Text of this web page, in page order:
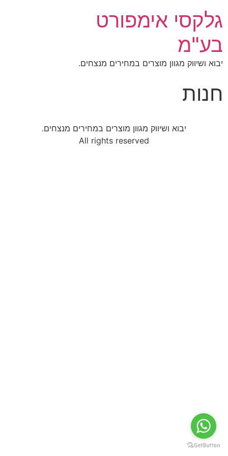
גלקסי אימפורט
בע"מ
יבוא ושיווק מגוון מוצרים במחירים מנצחים.
חנות
יבוא ושיווק מגוון מוצרים במחירים מנצחים.
All rights reserved